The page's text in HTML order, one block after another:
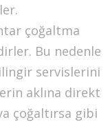
çoğaltma
Bu nedenle
servislerini
aklına direkt
çoğaltırsa gibi